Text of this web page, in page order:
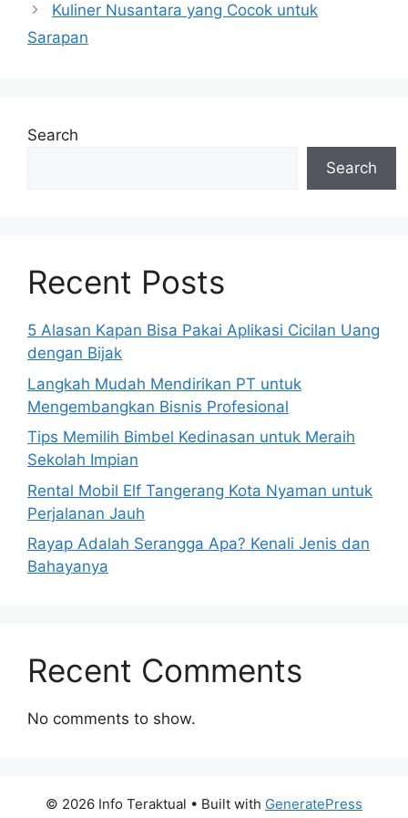
Kuliner Nusantara yang Cocok untuk
Sarapan
Search
Search
Recent Posts
5 Alasan Kapan Bisa Pakai Aplikasi Cicilan Uang
dengan Bijak
Langkah Mudah Mendirikan PT untuk
Mengembangkan Bisnis Profesional
Tips Memilih Bimbel Kedinasan untuk Meraih
Sekolah Impian
Rental Mobil Elf Tangerang Kota Nyaman untuk
Perjalanan Jauh
Rayap Adalah Serangga Apa? Kenali Jenis dan
Bahayanya
Recent Comments
No comments to show.
© 2026 Info Teraktual • Built with GeneratePress